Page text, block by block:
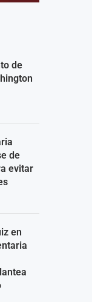
de
de
evitar
en